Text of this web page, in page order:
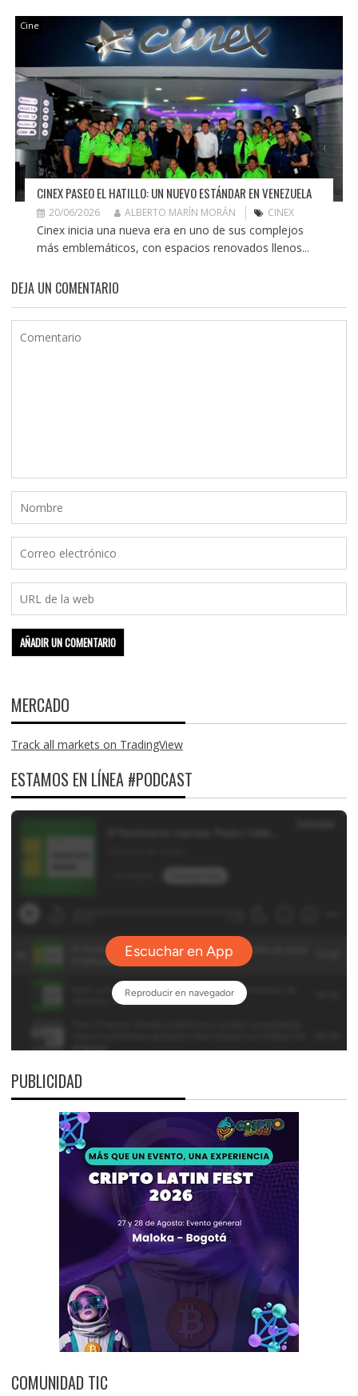
Cine
CINEX PASEO EL HATILLO: UN NUEVO ESTÁNDAR EN VENEZUELA
20/06/2026 ALBERTO MARÍN MORÁN CINEX
Cinex inicia una nueva era en uno de sus complejos
más emblemáticos, con espacios renovados llenos...
DEJA UN COMENTARIO
MERCADO
Track all markets on TradingView
ESTAMOS EN LÍNEA #PODCAST
PUBLICIDAD
COMUNIDAD TIC